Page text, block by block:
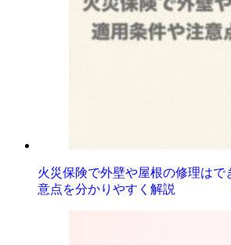
火災保険で外壁や屋根の修理はで
意点を分かりやすく解説